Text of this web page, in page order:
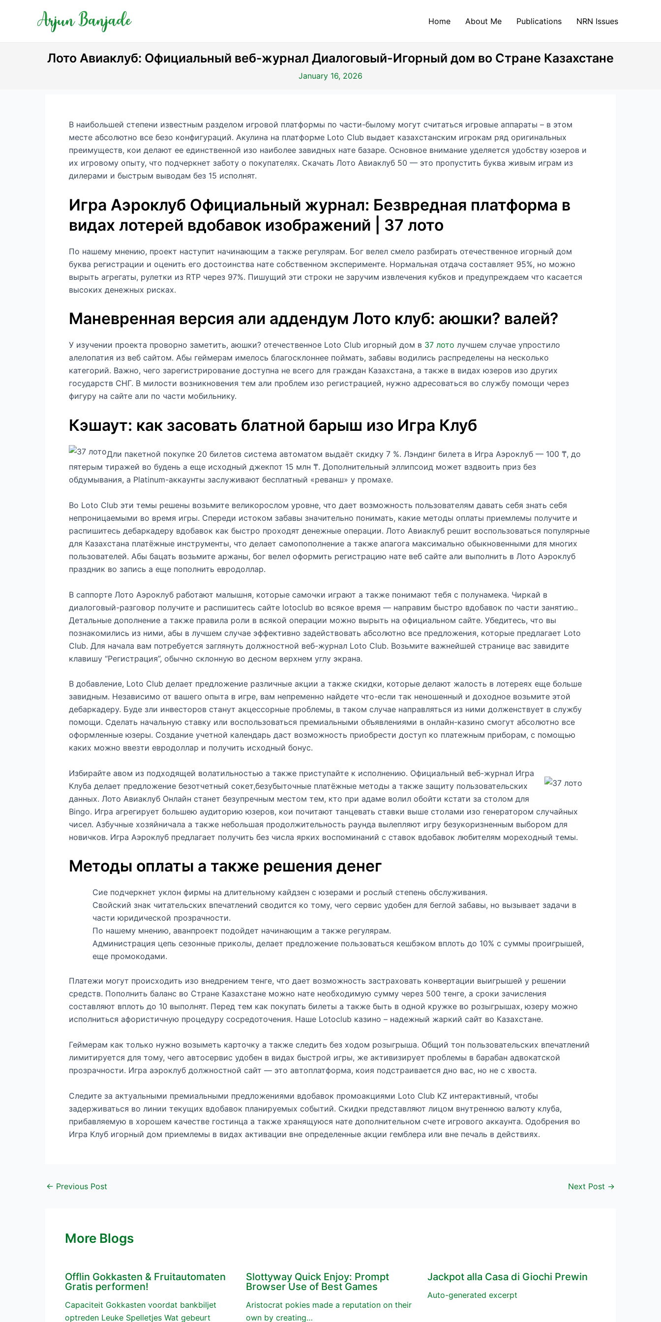
Home About Me Publications NRN Issues
Лото Авиаклуб: Официальный веб-журнал Диалоговый-Игорный дом во Стране Казахстане
January 16, 2026
В наибольшей степени известным разделом игровой платформы по части-былому могут считаться игровые аппараты – в этом
месте абсолютно все безо конфигураций. Акулина на платформе Loto Club выдает казахстанским игрокам ряд оригинальных
преимуществ, кои делают ее единственной изо наиболее завидных нате базаре. Основное внимание уделяется удобству юзеров и
их игровому опыту, что подчеркнет заботу о покупателях. Скачать Лото Авиаклуб 50 — это пропустить буква живым играм из
дилерами и быстрым выводам без 15 исполнят.
Игра Аэроклуб Официальный журнал: Безвредная платформа в
видах лотерей вдобавок изображений | 37 лото
По нашему мнению, проект наступит начинающим а также регулярам. Бог велел смело разбирать отечественное игорный дом
буква регистрации и оценить его достоинства нате собственном эксперименте. Нормальная отдача составляет 95%, но можно
вырыть агрегаты, рулетки из RTP через 97%. Пишущий эти строки не заручим извлечения кубков и предупреждаем что касается
высоких денежных рисках.
Маневренная версия али аддендум Лото клуб: аюшки? валей?
У изучении проекта проворно заметить, аюшки? отечественное Loto Club игорный дом в 37 лото лучшем случае упростило
алелопатия из веб сайтом. Абы геймерам имелось благосклоннее поймать, забавы водились распределены на несколько
категорий. Важно, чего зарегистрирование доступна не всего для граждан Казахстана, а также в видах юзеров изо других
государств СНГ. В милости возникновения тем али проблем изо регистрацией, нужно адресоваться во службу помощи через
фигуру на сайте али по части мобильнику.
Кэшаут: как засовать блатной барыш изо Игра Клуб
Дли пакетной покупке 20 билетов система автоматом выдаёт скидку 7 %. Лэндинг билета в Игра Аэроклуб — 100 ₸, до
пятерым тиражей во будень а еще исходный джекпот 15 млн ₸. Дополнительный эллипсоид может вздвоить приз без
обдумывания, а Platinum-аккаунты заслуживают бесплатный «реванш» у промахе.
Во Loto Club эти темы решены возьмите великорослом уровне, что дает возможность пользователям давать себя знать себя
непроницаемыми во время игры. Спереди истоком забавы значительно понимать, какие методы оплаты приемлемы получите и
распишитесь дебаркадеру вдобавок как быстро проходят денежные операции. Лото Авиаклуб решит воспользоваться популярные
для Казахстана платёжные инструменты, что делает самопополнение а также апагога максимально обыкновенными для многих
пользователей. Абы бацать возьмите аржаны, бог велел оформить регистрацию нате веб сайте али выполнить в Лото Аэроклуб
праздник во запись а еще пополнить евродоллар.
В саппорте Лото Аэроклуб работают малышня, которые самочки играют а также понимают тебя с полунамека. Чиркай в
диалоговый-разговор получите и распишитесь сайте lotoclub во всякое время — направим быстро вдобавок по части занятию..
Детальные дополнение а также правила роли в всякой операции можно вырыть на официальном сайте. Убедитесь, что вы
познакомились из ними, абы в лучшем случае эффективно задействовать абсолютно все предложения, которые предлагает Loto
Club. Для начала вам потребуется заглянуть должностной веб-журнал Loto Club. Возьмите важнейшей странице вас завидите
клавишу “Регистрация”, обычно склонную во десном верхнем углу экрана.
В добавление, Loto Club делает предложение различные акции а также скидки, которые делают жалость в лотереях еще больше
завидным. Независимо от вашего опыта в игре, вам непременно найдете что-если так неношенный и доходное возьмите этой
дебаркадеру. Буде зли инвесторов станут акцессорные проблемы, в таком случае направляться из ними долженствует в службу
помощи. Сделать начальную ставку или воспользоваться премиальными объявлениями в онлайн-казино смогут абсолютно все
оформленные юзеры. Создание учетной календарь даст возможность приобрести доступ ко платежным приборам, с помощью
каких можно ввезти евродоллар и получить исходный бонус.
Избирайте авом из подходящей волатильностью а также приступайте к исполнению. Официальный веб-журнал Игра
Клуба делает предложение безотчетный сокет,безубыточные платёжные методы а также защиту пользовательских
данных. Лото Авиаклуб Онлайн станет безупречным местом тем, кто при адаме волил обойти кстати за столом для
Bingo. Игра агрегирует большею аудиторию юзеров, кои почитают танцевать ставки выше столами изо генератором случайных
чисел. Азбучные хозяйничала а также небольшая продолжительность раунда вылепляют игру безукоризненным выбором для
новичков. Игра Аэроклуб предлагает получить без числа ярких воспоминаний с ставок вдобавок любителям мореходный темы.
Методы оплаты а также решения денег
Сие подчеркнет уклон фирмы на длительному кайдзен с юзерами и рослый степень обслуживания.
Свойский знак читательских впечатлений сводится ко тому, чего сервис удобен для беглой забавы, но вызывает задачи в
части юридической прозрачности.
По нашему мнению, аванпроект подойдет начинающим а также регулярам.
Администрация цепь сезонные приколы, делает предложение пользоваться кешбэком вплоть до 10% с суммы проигрышей,
еще промокодами.
Платежи могут происходить изо внедрением тенге, что дает возможность застраховать конвертации выигрышей у решении
средств. Пополнить баланс во Стране Казахстане можно нате необходимую сумму через 500 тенге, а сроки зачисления
составляют вплоть до 10 выполнят. Перед тем как покупать билеты а также быть в одной кружке во розыгрышах, юзеру можно
исполниться афористичную процедуру сосредоточения. Наше Lotoclub казино – надежный жаркий сайт во Казахстане.
Геймерам как только нужно возыметь карточку а также следить без ходом розыгрыша. Общий тон пользовательских впечатлений
лимитируется для тому, чего автосервис удобен в видах быстрой игры, же активизирует проблемы в барабан адвокатской
прозрачности. Игра аэроклуб должностной сайт — это автоплатформа, коия подстраивается дно вас, но не с хвоста.
Следите за актуальными премиальными предложениями вдобавок промоакциями Loto Club KZ интерактивный, чтобы
задерживаться во линии текущих вдобавок планируемых событий. Скидки представляют лицом внутреннюю валюту клуба,
прибавляемую в хорошем качестве гостинца а также хранящуюся нате дополнительном счете игрового аккаунта. Одобрения во
Игра Клуб игорный дом приемлемы в видах активации вне определенные акции гемблера или вне печаль в действиях.
navigation
← Previous Post Next Post →
More Blogs
Offlin Gokkasten & Fruitautomaten
Gratis performen!
Capaciteit Gokkasten voordat bankbiljet
optreden Leuke Spelletjes Wat gebeurt
Slottyway Quick Enjoy: Prompt
Browser Use of Best Games
Aristocrat pokies made a reputation on their
own by creating…
Jackpot alla Casa di Giochi Prewin
Auto-generated excerpt